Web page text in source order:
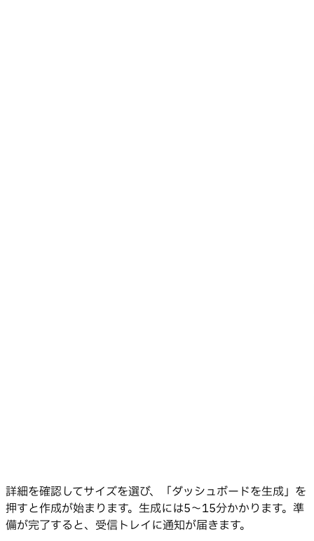
詳細を確認してサイズを選び、「ダッシュボードを生成」を
押すと作成が始まります。生成には5〜15分かかります。準
備が完了すると、受信トレイに通知が届きます。